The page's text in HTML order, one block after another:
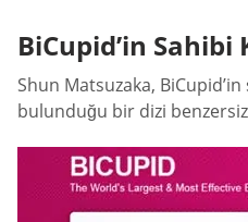
BiCupid’in Sahibi
Shun Matsuzaka,
bulunduğu bir dizi